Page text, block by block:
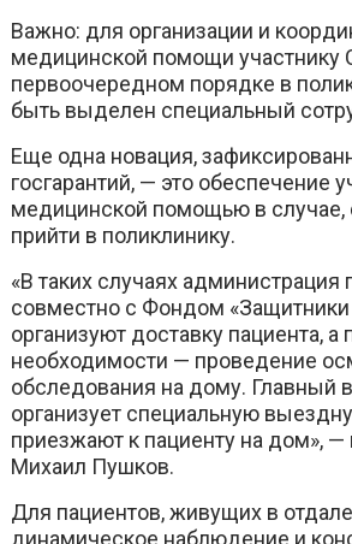
Важно: для организации и
медицинской помощи участнику
первоочередном порядке в
быть выделен специальный
Еще одна новация,
госгарантий, — это обеспечение
медицинской помощью в случае,
прийти в поликлинику.
«В таких случаях администрация
совместно с Фондом «Защитники
организуют доставку пациента, а
необходимости — проведение
обследования на дому. Главный
организует специальную
приезжают к пациенту на дом», —
Михаил Пушков.
Для пациентов, живущих в